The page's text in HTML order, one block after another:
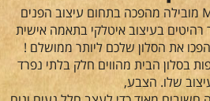
MIO PERFETTO DIVANI מובילה מהפכה בתחום עיצוב הפנים
רהיטים בעיצוב איטלקי בתאמה אישית
את הסלון שלכם ליותר ממושלם !
בסלון הבית מהווים חלק בלתי נפרד
שלו. הצבע,